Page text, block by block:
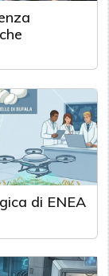
di ENEA